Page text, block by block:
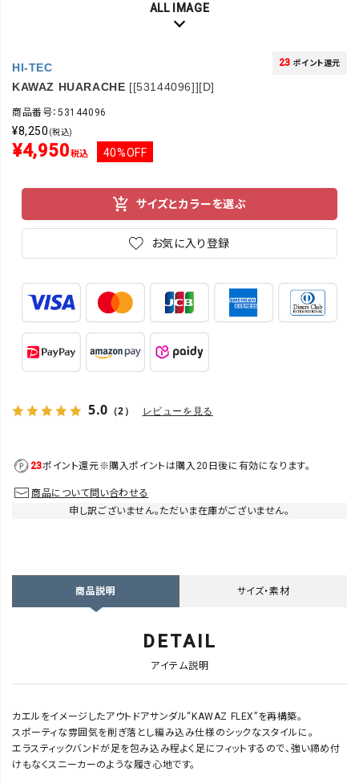
ALL IMAGE
HI-TEC
KAWAZ HUARACHE [[53144096]][D]
23 ポイント還元
商品番号：53144096
¥8,250 (税込)
¥4,950税込 40%OFF
サイズとカラーを選ぶ
お気に入り登録
5.0 （2） レビューを見る
23ポイント還元※購入ポイントは購入20日後に有効になります。
商品について問い合わせる
申し訳ございません。ただいま在庫がございません。
商品説明 サイズ・素材
DETAIL
アイテム説明
カエルをイメージしたアウトドアサンダル“KAWAZ FLEX”を再構築。
スポーティな雰囲気を削ぎ落とし編み込み仕様のシックなスタイルに。
エラスティックバンドが足を包み込み程よく足にフィットするので、強い締め付
けもなくスニーカーのような履き心地です。